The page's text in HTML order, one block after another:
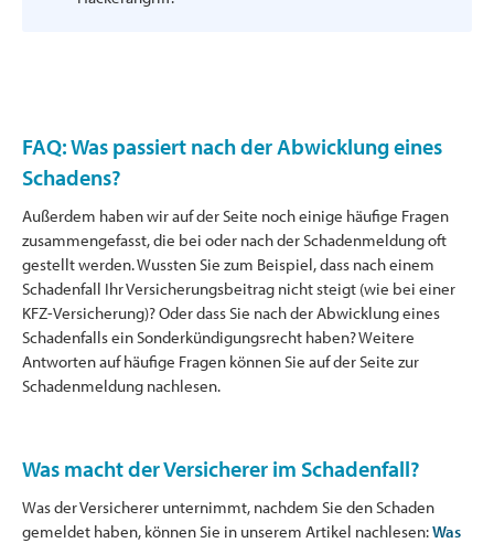
FAQ: Was passiert nach der Abwicklung eines
Schadens?
Außerdem haben wir auf der Seite noch einige häufige Fragen
zusammengefasst, die bei oder nach der Schadenmeldung oft
gestellt werden. Wussten Sie zum Beispiel, dass nach einem
Schadenfall Ihr Versicherungsbeitrag nicht steigt (wie bei einer
KFZ-Versicherung)? Oder dass Sie nach der Abwicklung eines
Schadenfalls ein Sonderkündigungsrecht haben? Weitere
Antworten auf häufige Fragen können Sie auf der Seite zur
Schadenmeldung nachlesen.
Was macht der Versicherer im Schadenfall?
Was der Versicherer unternimmt, nachdem Sie den Schaden
gemeldet haben, können Sie in unserem Artikel nachlesen:Was